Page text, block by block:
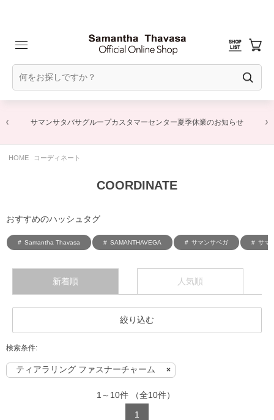
サマンサタバサグループカスタマーセンター夏季休業のお知らせ
HOME コーディネート
COORDINATE
おすすめのハッシュタグ
Samantha Thavasa SAMANTHAVEGA サマンサベガ サマ
新着順 人気順
絞り込む
ティアラリング ファスナーチャーム
1 ～ 10件 （全10件）
1